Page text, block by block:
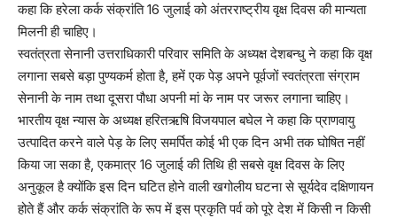
कहा कि हरेला कर्क संक्रांति 16 जुलाई को अंतरराष्ट्रीय वृक्ष दिवस की मान्यता
मिलनी ही चाहिए।
स्वतंत्रता सेनानी उत्तराधिकारी परिवार समिति के अध्यक्ष देशबन्धु ने कहा कि वृक्ष
लगाना सबसे बड़ा पुण्यकर्म होता है, हमें एक पेड़ अपने पूर्वजों स्वतंत्रता संग्राम
सेनानी के नाम तथा दूसरा पौधा अपनी मां के नाम पर जरूर लगाना चाहिए।
भारतीय वृक्ष न्यास के अध्यक्ष हरितऋषि विजयपाल बघेल ने कहा कि प्राणवायु
उत्पादित करने वाले पेड़ के लिए समर्पित कोई भी एक दिन अभी तक घोषित नहीं
किया जा सका है, एकमात्र 16 जुलाई की तिथि ही सबसे वृक्ष दिवस के लिए
अनुकूल है क्योंकि इस दिन घटित होने वाली खगोलीय घटना से सूर्यदेव दक्षिणायन
होते हैं और कर्क संक्रांति के रूप में इस प्रकृति पर्व को पूरे देश में किसी न किसी